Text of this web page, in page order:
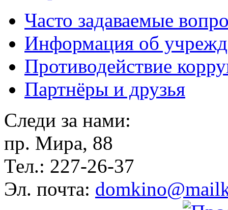
Часто задаваемые
Информация об
Противодействие
Партнёры и друзья
Следи за нами:
пр. Мира, 88
Тел.: 227-26-37
Эл. почта: